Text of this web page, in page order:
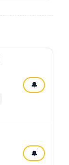
🔔
🔔